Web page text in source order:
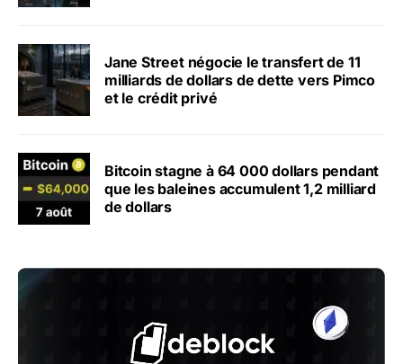
Jane Street négocie le transfert de 11
milliards de dollars de dette vers Pimco
et le crédit privé
Bitcoin stagne à 64 000 dollars pendant
que les baleines accumulent 1,2 milliard
de dollars